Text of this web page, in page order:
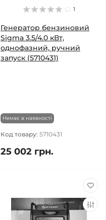
1
Генератор бензиновий
Sigma 3.5/4.0 кВт,
однофазний, ручний
запуск (5710431)
Немає в наявності
Код товару: 5710431
25 002 грн.